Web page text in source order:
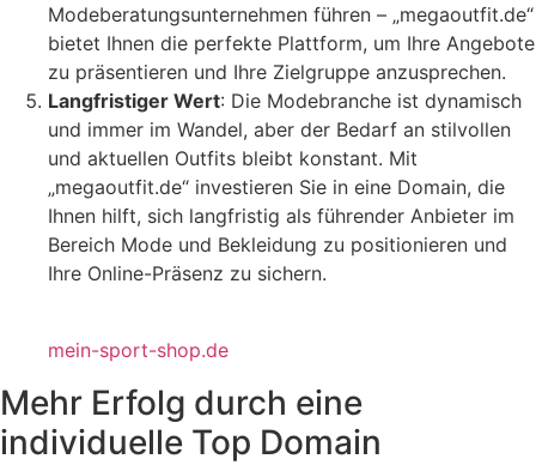
Modeberatungsunternehmen führen – „megaoutfit.de“
bietet Ihnen die perfekte Plattform, um Ihre Angebote
zu präsentieren und Ihre Zielgruppe anzusprechen.
Langfristiger Wert: Die Modebranche ist dynamisch
und immer im Wandel, aber der Bedarf an stilvollen
und aktuellen Outfits bleibt konstant. Mit
„megaoutfit.de“ investieren Sie in eine Domain, die
Ihnen hilft, sich langfristig als führender Anbieter im
Bereich Mode und Bekleidung zu positionieren und
Ihre Online-Präsenz zu sichern.
mein-sport-shop.de
Mehr Erfolg durch eine
individuelle Top Domain